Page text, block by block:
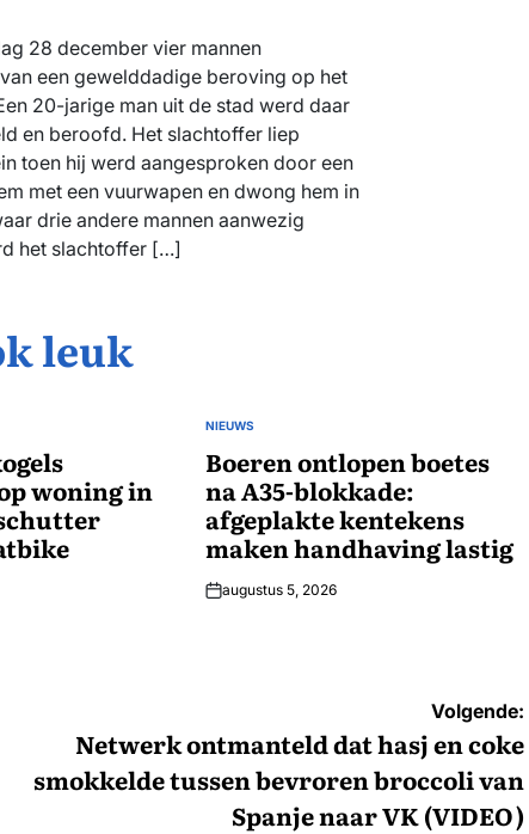
28 december vier mannen
een gewelddadige beroving op het
20-jarige man uit de stad werd daar
en beroofd. Het slachtoffer liep
toen hij werd aangesproken door een
met een vuurwapen en dwong hem in
drie andere mannen aanwezig
het slachtoffer […]
leuk
woning in
GEPLAATST
NIEUWS
Boeren ontlopen boetes
na A35-blokkade:
afgeplakte kentekens
maken handhaving lastig
augustus 5, 2026
Volgende:
Netwerk ontmanteld dat hasj en coke
smokkelde tussen bevroren broccoli van
Spanje naar VK (VIDEO)